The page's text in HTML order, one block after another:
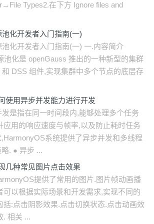
Types2.在下方 Ignore files and
化开发者入门指南(一)
化开发者入门指南(一) 一.内容简介
池化是 openGauss 推出的一种新型的集群
DSS 组件,实现集群中多个节点的底层存
使用异步并发能力进行开发
是指在同一时间段内,能够处理多个任务
应用的响应速度与帧率,以及防止耗时任务
系统提供了异步并发和多线程
. ● 异步 ...
几种常见图片点击效果
提供了常用的图片.图片帧动画播
可以根据实际场景和开发需求,实现不同的
括:点击阴影效果.点击切换状态.点击动画效
. 相关 ...